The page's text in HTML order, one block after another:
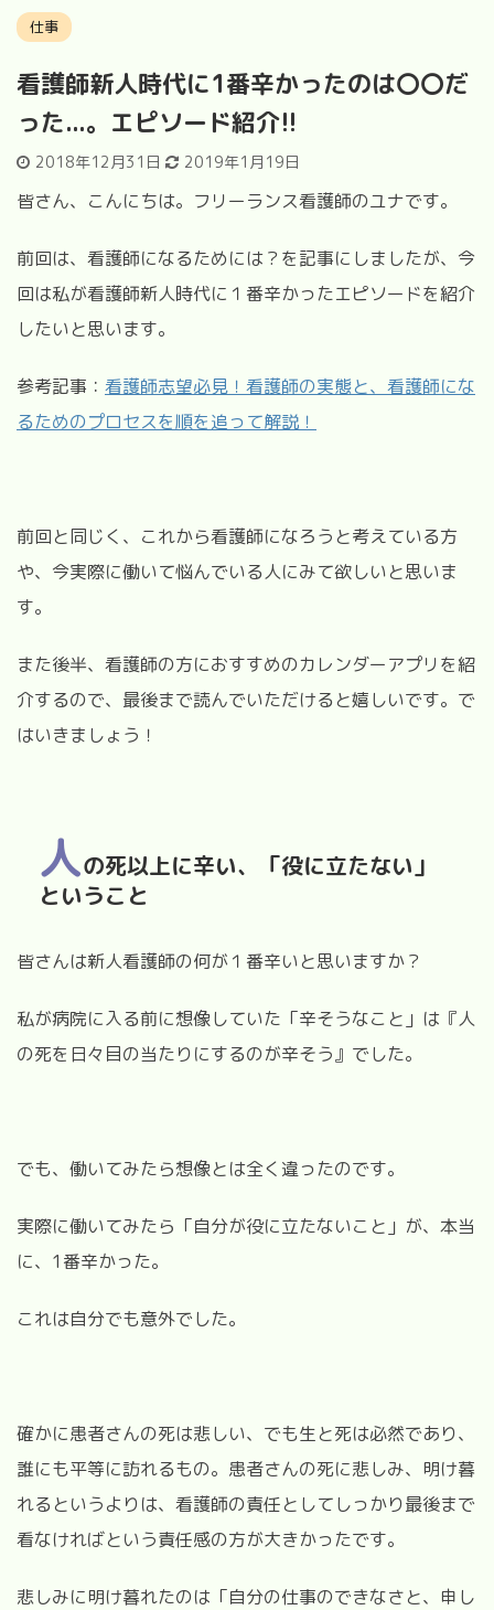
仕事
看護師新人時代に1番辛かったのは〇〇だ
った...。エピソード紹介!!
2018年12月31日 2019年1月19日
皆さん、こんにちは。フリーランス看護師のユナです。
前回は、看護師になるためには？を記事にしましたが、今
回は私が看護師新人時代に１番辛かったエピソードを紹介
したいと思います。
参考記事： 看護師志望必見！看護師の実態と、看護師にな
るためのプロセスを順を追って解説！
前回と同じく、これから看護師になろうと考えている方
や、今実際に働いて悩んでいる人にみて欲しいと思いま
す。
また後半、看護師の方におすすめのカレンダーアプリを紹
介するので、最後まで読んでいただけると嬉しいです。で
はいきましょう！
人の死以上に辛い、「役に立たない」
ということ
皆さんは新人看護師の何が１番辛いと思いますか？
私が病院に入る前に想像していた「辛そうなこと」は『人
の死を日々目の当たりにするのが辛そう』でした。
でも、働いてみたら想像とは全く違ったのです。
実際に働いてみたら「自分が役に立たないこと」が、本当
に、1番辛かった。
これは自分でも意外でした。
確かに患者さんの死は悲しい、でも生と死は必然であり、
誰にも平等に訪れるもの。患者さんの死に悲しみ、明け暮
れるというよりは、看護師の責任としてしっかり最後まで
看なければという責任感の方が大きかったです。
悲しみに明け暮れたのは「自分の仕事のできなさと、申し